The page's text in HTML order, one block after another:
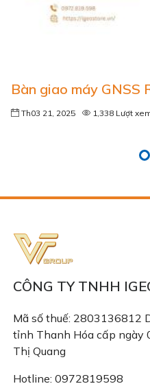
Bàn giao máy GNSS
Th03 21, 2025 1,338 Lượt
CÔNG TY TNHH
Mã số thuế: 2803136812
tỉnh Thanh Hóa cấp ngày
Thị Quang
Hotline: 0972819598